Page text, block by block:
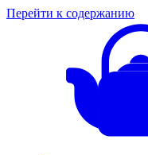
Перейти к содержанию